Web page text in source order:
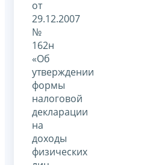
от
29.12.2007
№
162н
«Об
утверждении
формы
налоговой
декларации
на
доходы
физических